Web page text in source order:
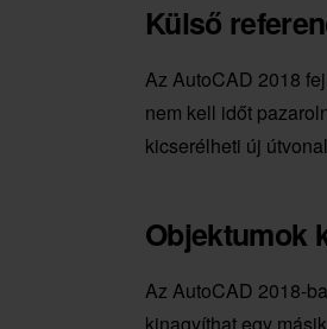
Külső
Az AutoCAD 2018
nem kell időt
kicserélheti új
Objektumok
Az AutoCAD 2018-